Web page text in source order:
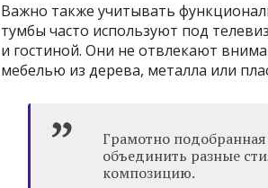
Важно также учитывать
тумбы часто используют под
и гостиной. Они не отвлекают
мебелью из дерева, металла или
Грамотно
объединить разные
композицию.